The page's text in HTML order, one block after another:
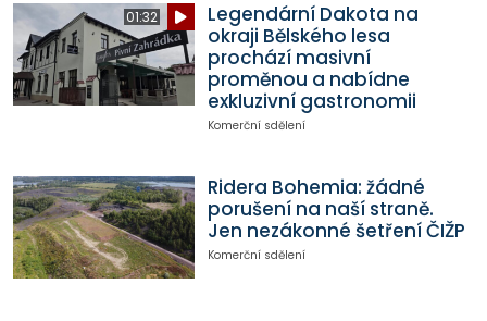
01:32
Legendární Dakota na
okraji Bělského lesa
prochází masivní
proměnou a nabídne
exkluzivní gastronomii
Komerční sdělení
Ridera Bohemia: žádné
porušení na naší straně.
Jen nezákonné šetření ČIŽP
Komerční sdělení